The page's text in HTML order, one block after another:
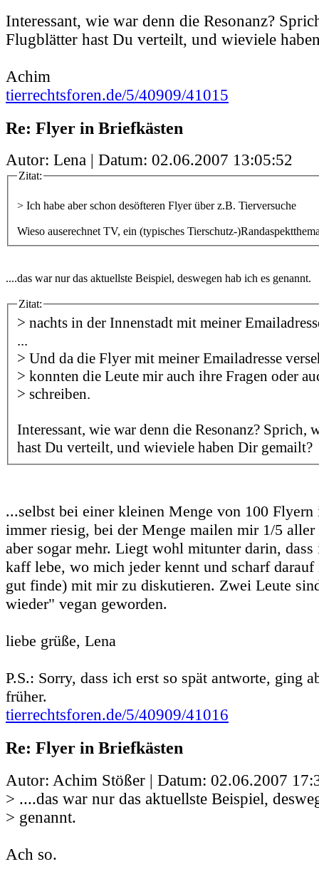
Interessant, wie war denn die Resonanz?
Flugblätter hast Du verteilt, und wieviele
Achim
tierrechtsforen.de/5/40909/41015
Re: Flyer in Briefkästen
Autor: Lena | Datum: 02.06.2007 13:05:52
Zitat:
> Ich habe aber schon desöfteren Flyer über z.B. Tierversuche
Wieso auserechnet TV, ein (typisches Tierschutz-
....das war nur das aktuellste Beispiel, deswegen hab ich es genannt.
Zitat:
> nachts in der Innenstadt mit meiner
...
> Und da die Flyer mit meiner Emailadresse
> konnten die Leute mir auch ihre Fragen oder
> schreiben.
Interessant, wie war denn die Resonanz? Sprich,
hast Du verteilt, und wieviele haben Dir gemailt?
...selbst bei einer kleinen Menge von 100 Flyern
immer riesig, bei der Menge mailen mir 1/5 aller
aber sogar mehr. Liegt wohl mitunter darin,
kaff lebe, wo mich jeder kennt und scharf
gut finde) mit mir zu diskutieren. Zwei Leute
wieder" vegan geworden.
liebe grüße, Lena
P.S.: Sorry, dass ich erst so spät antworte, ging
früher.
tierrechtsforen.de/5/40909/41016
Re: Flyer in Briefkästen
Autor: Achim Stößer | Datum: 02.06.2007
> ....das war nur das aktuellste Beispiel,
> genannt.
Ach so.